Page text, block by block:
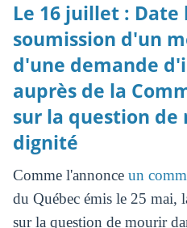
Le 16 juillet :
soumission d'un
d'une demande
auprès de la
sur la question de
dignité
Comme l'annonce un
du Québec émis le 25 mai,
sur la question de mourir